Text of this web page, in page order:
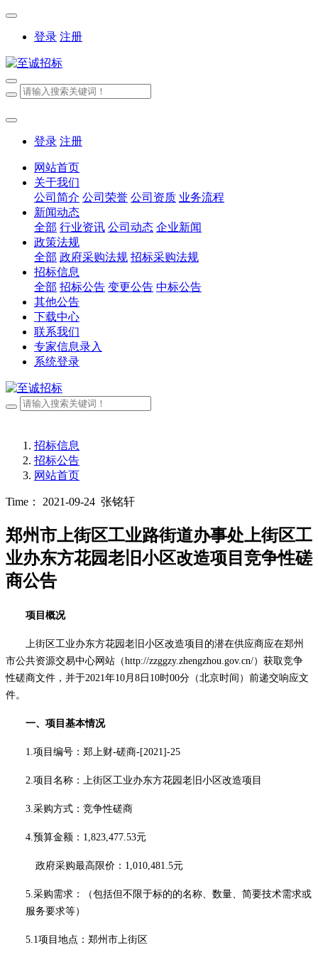
登录 注册
登录 注册
网站首页
关于我们
公司简介 公司荣誉 公司资质 业务流程
新闻动态
全部 行业资讯 公司动态 企业新闻
政策法规
全部 政府采购法规 招标采购法规
招标信息
全部 招标公告 变更公告 中标公告
其他公告
下载中心
联系我们
专家信息录入
系统登录
招标信息
招标公告
网站首页
Time： 2021-09-24 张铭轩
郑州市上街区工业路街道办事处上街区工
业办东方花园老旧小区改造项目竞争性磋
商公告
项目概况
上街区工业办东方花园老旧小区改造项目的潜在供应商应在郑州
市公共资源交易中心网站（http://zzggzy.zhengzhou.gov.cn/）获取竞争
性磋商文件，并于2021年10月8日10时00分（北京时间）前递交响应文
件。
一、项目基本情况
1.项目编号： 郑上财-磋商-[2021]-25
2.项目名称： 上街区工业办东方花园老旧小区改造项目
3.采购方式：竞争性磋商
4.预算金额：1,823,477.53元
政府采购最高限价： 1,010,481.5元
5.采购需求：（包括但不限于标的的名称、数量、简要技术需求或
服务要求等）
5.1项目地点：郑州市上街区